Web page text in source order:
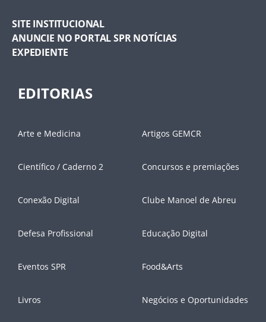
SITE INSTITUCIONAL
ANUNCIE NO PORTAL SPR NOTÍCIAS
EXPEDIENTE
EDITORIAS
Arte e Medicina Artigos GEMCR
Científico / Caderno 2 Concursos e premiações
Conexão Digital Clube Manoel de Abreu
Defesa Profissional Educação Digital
Eventos SPR Food&Arts
Livros Negócios e Oportunidades